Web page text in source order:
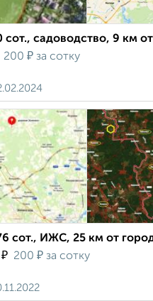
сот., садоводство, 9 км
200 ₽ за сотку
сот., ИЖС, 25 км от
₽ 200 ₽ за сотку